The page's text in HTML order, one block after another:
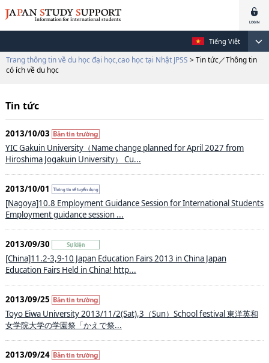
Tiếng Việt
Trang thông tin về du học đại học,cao học tại Nhật JPSS > Tin tức／Thông tin
có ích về du học
Tin tức
2013/10/03
YIC Gakuin University（Name change planned for April 2027 from
Hiroshima Jogakuin University） Cu...
2013/10/01
[Nagoya]10.8 Employment Guidance Session for International Students
Employment guidance session ...
2013/09/30
[China]11.2-3,9-10 Japan Education Fairs 2013 in China Japan
Education Fairs Held in China! http...
2013/09/25
Toyo Eiwa University 2013/11/2(Sat),3（Sun）School festival 東洋英和
女学院大学の学園祭「かえで祭...
2013/09/24